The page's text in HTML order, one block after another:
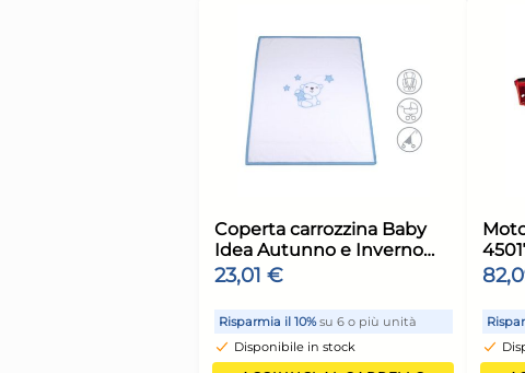
AGGIUNGI AL CARRELLO
Giorno stimato per la spedizione:
Lunedì, 10 Agosto